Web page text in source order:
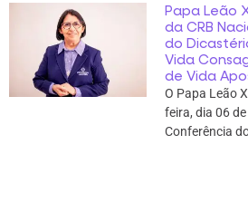
Papa Leão
da CRB
do
Vida
de Vida
O Papa Leão
feira, dia 06
Conferência